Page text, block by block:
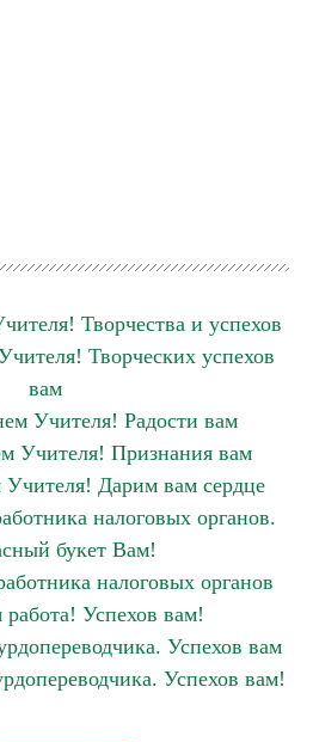
Творчества и успехов
Творческих успехов
вам
Учителя! Радости вам
Учителя! Признания вам
Дарим вам сердце
налоговых органов.
букет Вам!
налоговых органов
Успехов вам!
Успехов вам
Успехов вам!